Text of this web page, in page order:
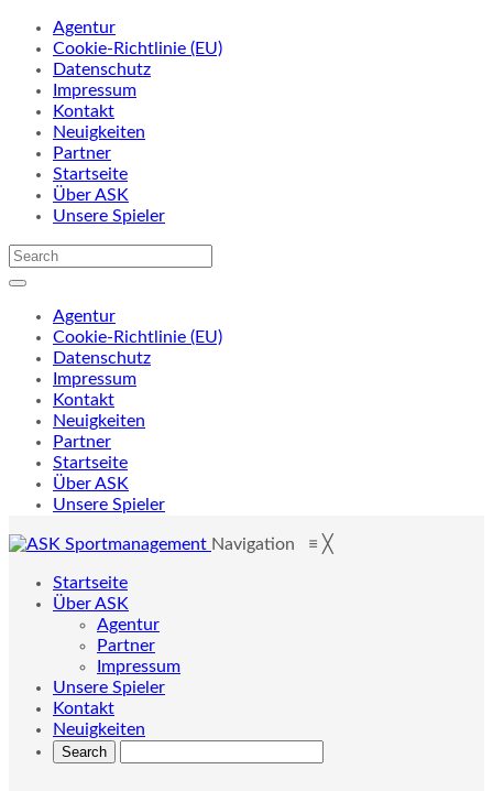
Agentur
Cookie-Richtlinie (EU)
Datenschutz
Impressum
Kontakt
Neuigkeiten
Partner
Startseite
Über ASK
Unsere Spieler
Agentur
Cookie-Richtlinie (EU)
Datenschutz
Impressum
Kontakt
Neuigkeiten
Partner
Startseite
Über ASK
Unsere Spieler
Navigation ≡ ╳
Startseite
Über ASK
Agentur
Partner
Impressum
Unsere Spieler
Kontakt
Neuigkeiten